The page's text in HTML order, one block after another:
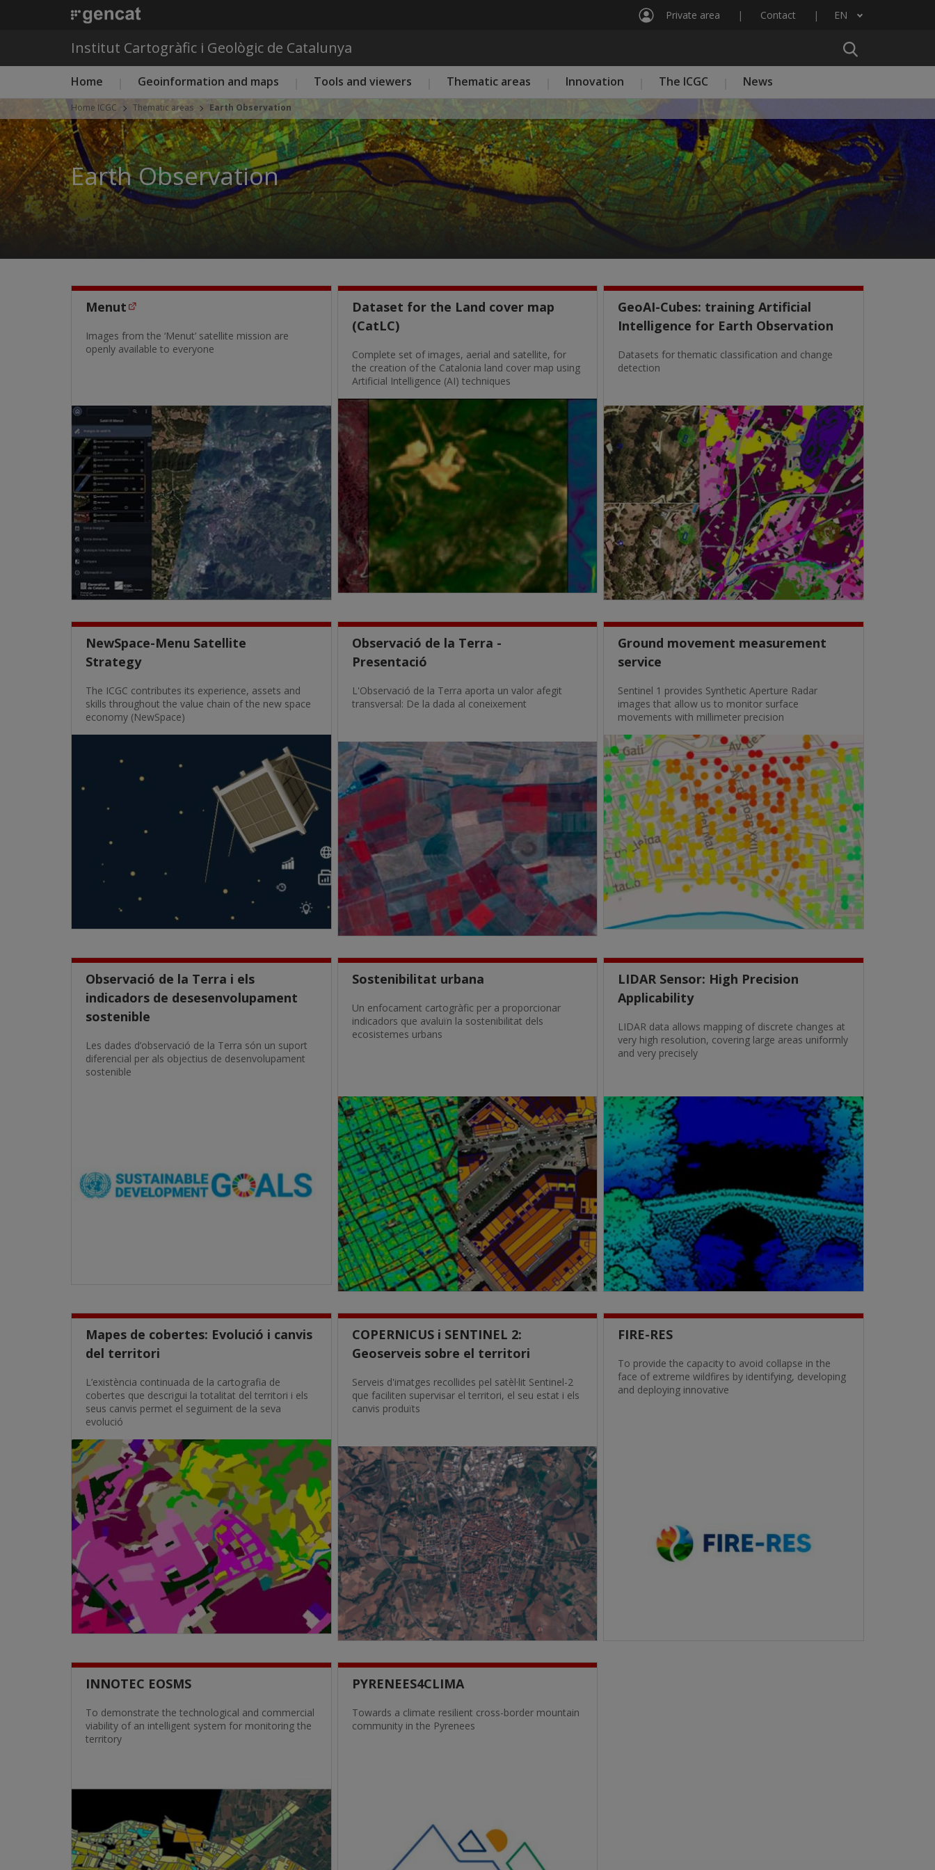
Private area Contact EN
List additional actions
Institut Cartogràfic i Geològic de Catalunya
Main menu ICGC
Home Geoinformation and maps Tools and viewers Thematic areas Innovation The ICGC News
Home ICGC Thematic areas Earth Observation
Earth Observation
Menut
Images from the ‘Menut’ satellite mission are
openly available to everyone
Dataset for the Land cover map
(CatLC)
Complete set of images, aerial and satellite, for
the creation of the Catalonia land cover map using
Artificial Intelligence (AI) techniques
GeoAI-Cubes: training Artificial
Intelligence for Earth Observation
Datasets for thematic classification and change
detection
NewSpace-Menu Satellite
Strategy
The ICGC contributes its experience, assets and
skills throughout the value chain of the new space
economy (NewSpace)
Observació de la Terra -
Presentació
L'Observació de la Terra aporta un valor afegit
transversal: De la dada al coneixement
Ground movement measurement
service
Sentinel 1 provides Synthetic Aperture Radar
images that allow us to monitor surface
movements with millimeter precision
Observació de la Terra i els
indicadors de desesenvolupament
sostenible
Les dades d’observació de la Terra són un suport
diferencial per als objectius de desenvolupament
sostenible
Sostenibilitat urbana
Un enfocament cartogràfic per a proporcionar
indicadors que avaluïn la sostenibilitat dels
ecosistemes urbans
LIDAR Sensor: High Precision
Applicability
LIDAR data allows mapping of discrete changes at
very high resolution, covering large areas uniformly
and very precisely
Mapes de cobertes: Evolució i canvis
del territori
L’existència continuada de la cartografia de
cobertes que descrigui la totalitat del territori i els
seus canvis permet el seguiment de la seva
evolució
COPERNICUS i SENTINEL 2:
Geoserveis sobre el territori
Serveis d'imatges recollides pel satèl·lit Sentinel-2
que faciliten supervisar el territori, el seu estat i els
canvis produïts
FIRE-RES
To provide the capacity to avoid collapse in the
face of extreme wildfires by identifying, developing
and deploying innovative
INNOTEC EOSMS
To demonstrate the technological and commercial
viability of an intelligent system for monitoring the
territory
PYRENEES4CLIMA
Towards a climate resilient cross-border mountain
community in the Pyrenees